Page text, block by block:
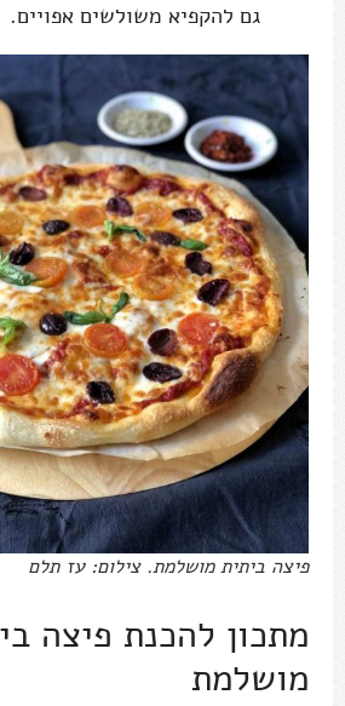
גם להקפיא משולשים אפויים.
פיצה ביתית מושלמת. צילום: עז תלם
מתכון להכנת פיצה
מושלמת